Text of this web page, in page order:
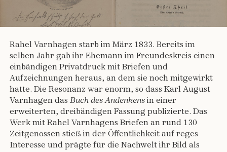
Rahel Varnhagen starb im März 1833. Bereits im
selben Jahr gab ihr Ehemann im Freundeskreis einen
einbändigen Privatdruck mit Briefen und
Aufzeichnungen heraus, an dem sie noch mitgewirkt
hatte. Die Resonanz war enorm, so dass Karl August
Varnhagen das Buch des Andenkens in einer
erweiterten, dreibändigen Fassung publizierte. Das
Werk mit Rahel Varnhagens Briefen an rund 130
Zeitgenossen stieß in der Öffentlichkeit auf reges
Interesse und prägte für die Nachwelt ihr Bild als